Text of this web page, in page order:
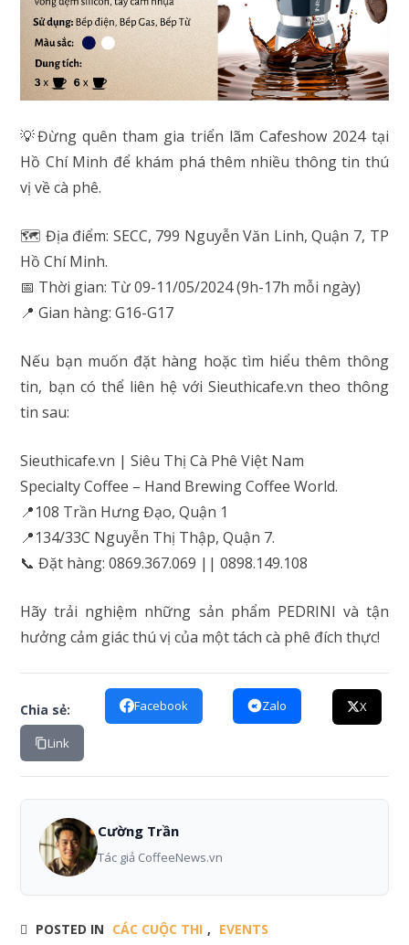
💡Đừng quên tham gia triển lãm Cafeshow 2024 tại
Hồ Chí Minh để khám phá thêm nhiều thông tin thú
vị về cà phê.
🗺 Địa điểm: SECC, 799 Nguyễn Văn Linh, Quận 7, TP
Hồ Chí Minh.
📅 Thời gian: Từ 09-11/05/2024 (9h-17h mỗi ngày)
📍 Gian hàng: G16-G17
Nếu bạn muốn đặt hàng hoặc tìm hiểu thêm thông
tin, bạn có thể liên hệ với Sieuthicafe.vn theo thông
tin sau:
Sieuthicafe.vn | Siêu Thị Cà Phê Việt Nam
Specialty Coffee – Hand Brewing Coffee World.
📍108 Trần Hưng Đạo, Quận 1
📍134/33C Nguyễn Thị Thập, Quận 7.
📞 Đặt hàng: 0869.367.069 || 0898.149.108
Hãy trải nghiệm những sản phẩm PEDRINI và tận
hưởng cảm giác thú vị của một tách cà phê đích thực!
Chia sẻ: Facebook Zalo X
Link
Cường Trần
Tác giả CoffeeNews.vn
POSTED IN CÁC CUỘC THI , EVENTS